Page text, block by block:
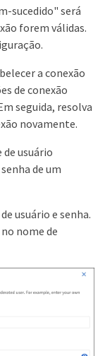
sucedido" será
forem válidas.
a conexão
de conexão
seguida, resolva
novamente.
usuário
de um
usuário e senha.
nome de